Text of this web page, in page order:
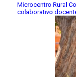
Microcentro Rural
colaborativo